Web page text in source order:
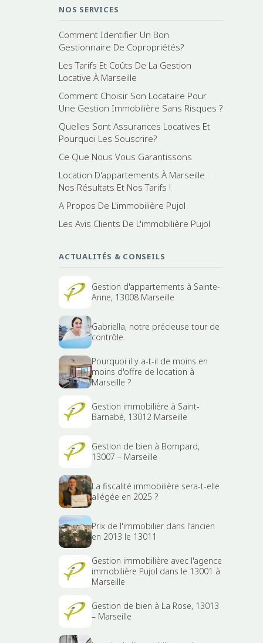
NOS SERVICES
Comment Identifier Un Bon
Gestionnaire De Copropriétés?
Les Tarifs Et Coûts De La Gestion
Locative À Marseille
Comment Choisir Son Locataire Pour
Une Gestion Immobilière Sans Risques ?
Quelles Sont Assurances Locatives Et
Pourquoi Les Souscrire?
Ce Que Nous Vous Garantissons
Location D'appartements À Marseille :
Nos Résultats Et Nos Tarifs !
A Propos De L'immobilière Pujol
Les Avis Clients De L'immobilière Pujol
ACTUALITÉS & CONSEILS
Gestion d'appartements à Sainte-
Anne, 13008 Marseille
Gabriella, notre précieuse tour de
contrôle.
Pourquoi il y a-t-il de moins en
moins d'offre de location à
Marseille ?
Gestion immobilière à Saint-
Barnabé, 13012 Marseille
Gestion de bien à Bompard,
13007 – Marseille
La fiscalité immobilière sera-t-elle
allégée en 2025 ?
Prix de l'immobilier dans l'ancien
en 2013 le 13011
Gestion immobilière avec l'agence
immobilière Pujol dans le 13001 à
Marseille
Gestion de bien à La Rose, 13013
– Marseille